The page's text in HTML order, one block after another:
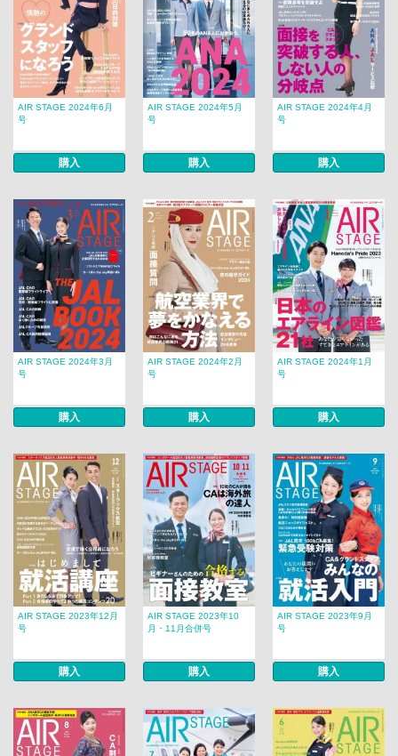
AIR STAGE 2024年6月
号
購入
AIR STAGE 2024年5月
号
購入
AIR STAGE 2024年4月
号
購入
AIR STAGE 2024年3月
号
購入
AIR STAGE 2024年2月
号
購入
AIR STAGE 2024年1月
号
購入
AIR STAGE 2023年12月
号
購入
AIR STAGE 2023年10
月・11月合併号
購入
AIR STAGE 2023年9月
号
購入